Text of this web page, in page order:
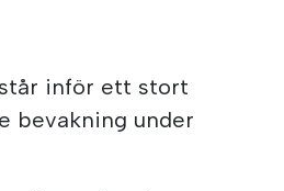
inför ett stort
bevakning under